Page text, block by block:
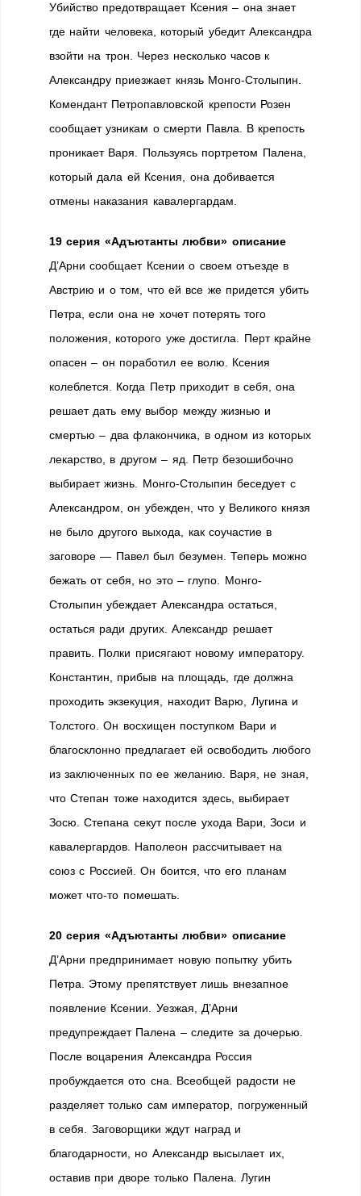
Убийство предотвращает Ксения – она знает
где найти человека, который убедит Александра
взойти на трон. Через несколько часов к
Александру приезжает князь Монго-Столыпин.
Комендант Петропавловской крепости Розен
сообщает узникам о смерти Павла. В крепость
проникает Варя. Пользуясь портретом Палена,
который дала ей Ксения, она добивается
отмены наказания кавалергардам.
19 серия «Адъютанты любви» описание
Д’Арни сообщает Ксении о своем отъезде в
Австрию и о том, что ей все же придется убить
Петра, если она не хочет потерять того
положения, которого уже достигла. Перт крайне
опасен – он поработил ее волю. Ксения
колеблется. Когда Петр приходит в себя, она
решает дать ему выбор между жизнью и
смертью – два флакончика, в одном из которых
лекарство, в другом – яд. Петр безошибочно
выбирает жизнь. Монго-Столыпин беседует с
Александром, он убежден, что у Великого князя
не было другого выхода, как соучастие в
заговоре — Павел был безумен. Теперь можно
бежать от себя, но это – глупо. Монго-
Столыпин убеждает Александра остаться,
остаться ради других. Александр решает
править. Полки присягают новому императору.
Константин, прибыв на площадь, где должна
проходить экзекуция, находит Варю, Лугина и
Толстого. Он восхищен поступком Вари и
благосклонно предлагает ей освободить любого
из заключенных по ее желанию. Варя, не зная,
что Степан тоже находится здесь, выбирает
Зосю. Степана секут после ухода Вари, Зоси и
кавалергардов. Наполеон рассчитывает на
союз с Россией. Он боится, что его планам
может что-то помешать.
20 серия «Адъютанты любви» описание
Д’Арни предпринимает новую попытку убить
Петра. Этому препятствует лишь внезапное
появление Ксении. Уезжая, Д’Арни
предупреждает Палена – следите за дочерью.
После воцарения Александра Россия
пробуждается ото сна. Всеобщей радости не
разделяет только сам император, погруженный
в себя. Заговорщики ждут наград и
благодарности, но Александр высылает их,
оставив при дворе только Палена. Лугин